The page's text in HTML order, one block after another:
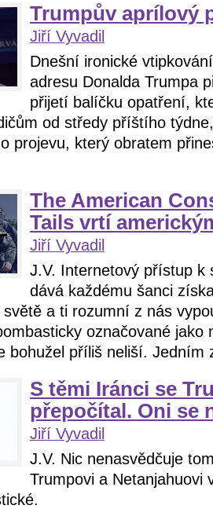
Trumpův aprílový
Jiří Vyvadil
Dnešní ironické
adresu Donalda Trumpa
přijetí balíčku opatření,
od středy příštího
projevu, který obratem
The American
Tails vrtí
Jiří Vyvadil
J.V. Internetový přístup k
dává každému šanci
a ti rozumní z nás
označované jako
bohužel příliš neliší. Jedním
S těmi Iránci se
přepočítal. Oni se
Jiří Vyvadil
J.V. Nic nenasvědčuje
Trumpovi a Netanjahuovi